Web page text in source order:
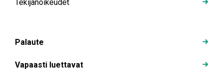
Tekijänoikeudet
Palaute
Vapaasti luettavat